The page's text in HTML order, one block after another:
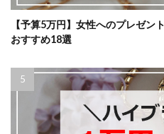
【予算5万円】女性へのプレゼン
おすすめ18選